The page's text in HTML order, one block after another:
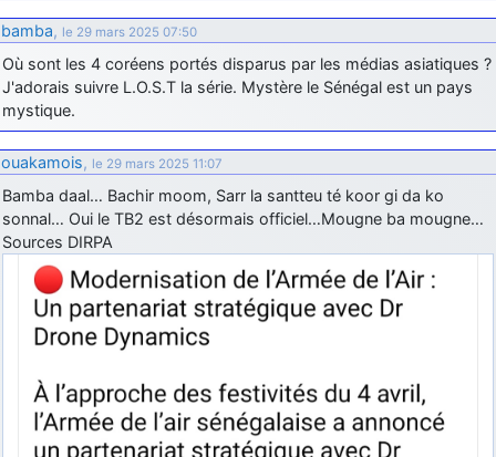
d9pouces: mais tu peux tenter l'un des rares lycées militaires
comme le Prytanée dans la Sarthe, ça ne peut pas faire de mal !
d9pouces
: C'est plutôt après le lycée, voire après une prépa
scientifique, tu as donc encore un peu de temps devant toi
yaellerigolow: bonjour a tous je suis un élève de première
passionnée par l'aviation militaire , pourrais je savoir que faire après
le lycée pour s'orienter et pouvoir devenir officier de l'armée de l'air?
d9pouces : lesquels, par exemple ?
mahmoud: bonsoir, très instructif ce site .mais nous aimerions avoir
les photo des anciens appareils de l'armée de l'air de la haute -volta
d9pouces: Ça me casse quand même bien les pieds, j’avoue
jericho: Pour moi tout est à nouveau OK dirait-on… Merci à toi.
au passage !
d9pouces: j'ai trouvé un palliatif un peu violent, mais ça devrait aller
un peu mieux
bamba, le 29 mars 2025 07:50
Où sont les 4 coréens portés disparus par les médias asiatiques ?
J'adorais suivre L.O.S.T la série. Mystère le Sénégal est un pays
mystique.
ouakamois, le 29 mars 2025 11:07
Bamba daal… Bachir moom, Sarr la santteu té koor gi da ko
sonnal… Oui le TB2 est désormais officiel…Mougne ba mougne…
Sources DIRPA